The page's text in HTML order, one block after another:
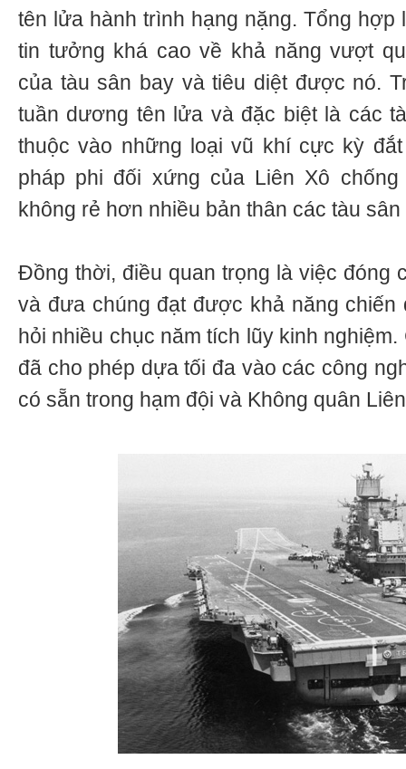
tên lửa hành trình hạng nặng. Tổng hợp
tin tưởng khá cao về khả năng vượt
của tàu sân bay và tiêu diệt được nó.
tuần dương tên lửa và đặc biệt là các
thuộc vào những loại vũ khí cực kỳ
pháp phi đối xứng của Liên Xô
không rẻ hơn nhiều bản thân các tàu sân
Đồng thời, điều quan trọng là việc đóng
và đưa chúng đạt được khả năng
hỏi nhiều chục năm tích lũy kinh
đã cho phép dựa tối đa vào các công
có sẵn trong hạm đội và Không quân